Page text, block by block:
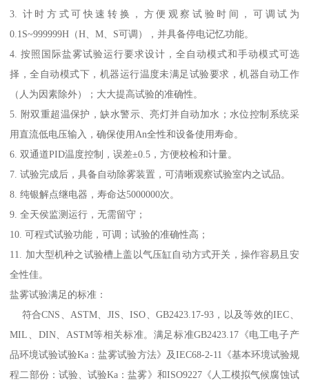
3. 计时方式可快速转换，方便观察试验时间，可调试为
0.1S~999999H（H、M、S可调），并具备停电记忆功能。
4. 按照国际盐雾试验运行要求设计，全自动模式和手动模式可选
择，全自动模式下，机器运行温度未满足试验要求，机器自动工作
（人为因素除外）；大大提高试验的准确性。
5. 附双重超温保护，缺水警示、亮灯并自动加水；水位控制系统采
用直流低电压输入，确保使用An全性和设备使用寿命。
6. 双通道PID温度控制，误差±0.5，方便校检和计量。
7. 试验完成后，具备自动除雾装置，可清晰观察试验室内之试品。
8. 纯银解点继电器，寿命达5000000次。
9. 全天侯监测运行，无需留守；
10. 可程式试验功能，可调；试验的准确性高；
11. 加大型机种之试验槽上盖以气压缸自动方式开关，操作容易且安
全性佳。
盐雾试验满足的标准：
符合CNS、ASTM、JIS、ISO、GB2423.17-93，以及等效的IEC、
MIL、DIN、ASTM等相关标准。满足标准GB2423.17《电工电子产
品环境试验试验Ka：盐雾试验方法》及IEC68-2-11《基本环境试验规
程二部份：试验、试验Ka：盐雾》和ISO9227《人工模拟气候腐蚀试